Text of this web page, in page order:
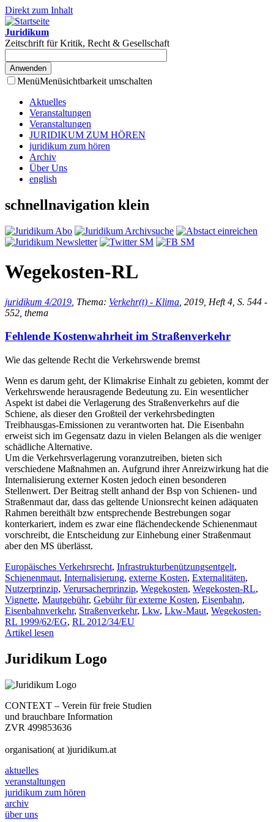
Direkt zum Inhalt
Juridikum
Zeitschrift für Kritik, Recht & Gesellschaft
MenüMenüsichtbarkeit umschalten
Aktuelles
Veranstaltungen
Veranstaltungen
JURIDIKUM ZUM HÖREN
juridikum zum hören
Archiv
Über Uns
english
schnellnavigation klein
Wegekosten-RL
juridikum 4/2019 , Thema: Verkehr(t) - Klima , 2019, Heft 4, S. 544 -
552, thema
Fehlende Kostenwahrheit im Straßenverkehr
Wie das geltende Recht die Verkehrswende bremst
Wenn es darum geht, der Klimakrise Einhalt zu gebieten, kommt der
Verkehrswende herausragende Bedeutung zu. Ein wesentlicher
Aspekt ist dabei die Verlagerung des Straßenverkehrs auf die
Schiene, als dieser den Großteil der verkehrsbedingten
Treibhausgas-Emissionen zu verantworten hat. Die Eisenbahn
erweist sich im Gegensatz dazu in vielen Belangen als die weniger
schädliche Alternative.
Um die Verkehrsverlagerung voranzutreiben, bieten sich
verschiedene Maßnahmen an. Aufgrund ihrer Anreizwirkung hat die
Internalisierung externer Kosten jedoch einen besonderen
Stellenwert. Der Beitrag stellt anhand der Bsp von Schienen- und
Straßenmaut dar, dass das geltende Unionsrecht keinen adäquaten
Rahmen bereithält bzw entsprechende Bestrebungen sogar
konterkariert, indem es zwar eine flächendeckende Schienenmaut
vorschreibt, die Entscheidung zur Einhebung einer Straßenmaut
aber den MS überlässt.
Europäisches Verkehrsrecht, Infrastrukturbenützungsentgelt,
Schienenmaut, Internalisierung, externe Kosten, Externalitäten,
Nutzerprinzip, Verursacherprinzip, Wegekosten, Wegekosten-RL,
Vignette, Mautgebühr, Gebühr für externe Kosten, Eisenbahn,
Eisenbahnverkehr, Straßenverkehr, Lkw, Lkw-Maut, Wegekosten-
RL 1999/62/EG, RL 2012/34/EU
Artikel lesen
Juridikum Logo
CONTEXT – Verein für freie Studien
und brauchbare Information
ZVR 499853636
organisation( at )juridikum.at
aktuelles
veranstaltungen
juridikum zum hören
archiv
über uns